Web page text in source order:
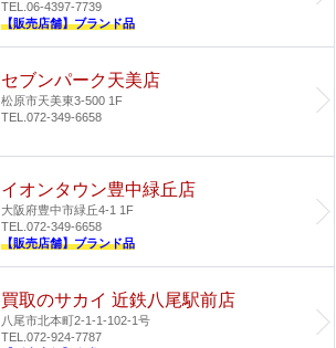
TEL.06-4397-7739
【販売店舗】ブランド品
セブンパーク天美店
松原市天美東3-500 1F
TEL.072-349-6658
イオンタウン豊中緑丘店
大阪府豊中市緑丘4-1 1F
TEL.072-349-6658
【販売店舗】ブランド品
買取のサカイ 近鉄八尾駅前店
八尾市北本町2-1-1-102-1号
TEL.072-924-7787